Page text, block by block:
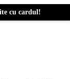
cu cardul!